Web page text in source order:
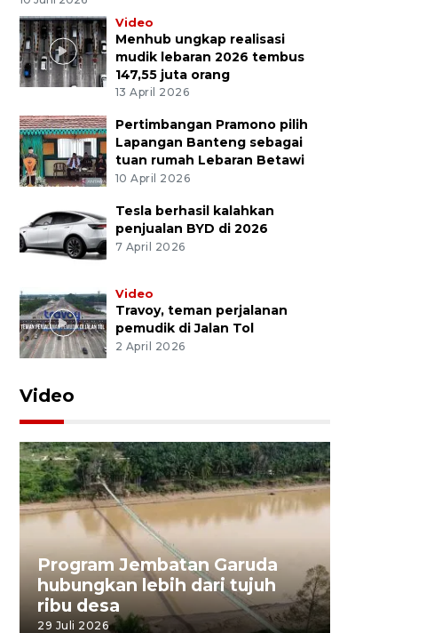
Video
Menhub ungkap realisasi
mudik lebaran 2026 tembus
147,55 juta orang
13 April 2026
Pertimbangan Pramono pilih
Lapangan Banteng sebagai
tuan rumah Lebaran Betawi
10 April 2026
Tesla berhasil kalahkan
penjualan BYD di 2026
7 April 2026
Video
Travoy, teman perjalanan
pemudik di Jalan Tol
2 April 2026
Video
Program Jembatan Garuda
hubungkan lebih dari tujuh
ribu desa
29 Juli 2026